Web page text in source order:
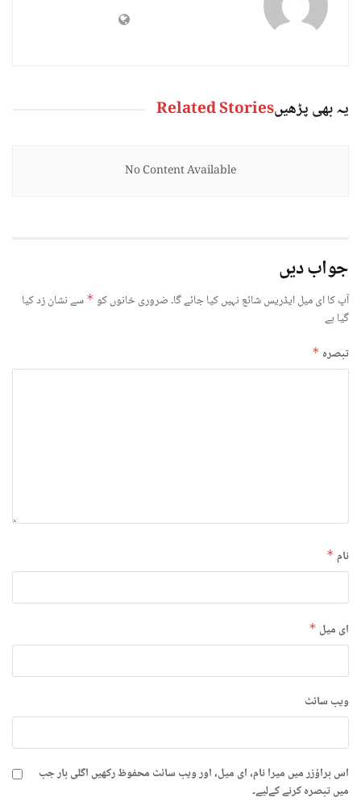
یہ بھی پڑھیںRelated Stories
No Content Available
جواب دیں
آپ کا ای میل ایڈریس شائع نہیں کیا جائے گا۔ضروری خانوں کو * سے نشان زد کیا
گیا ہے
تبصرہ *
نام *
ای میل *
ویب‌ سائٹ
اس براؤزر میں میرا نام، ای میل، اور ویب سائٹ محفوظ رکھیں اگلی بار جب
میں تبصرہ کرنے کےلیے۔